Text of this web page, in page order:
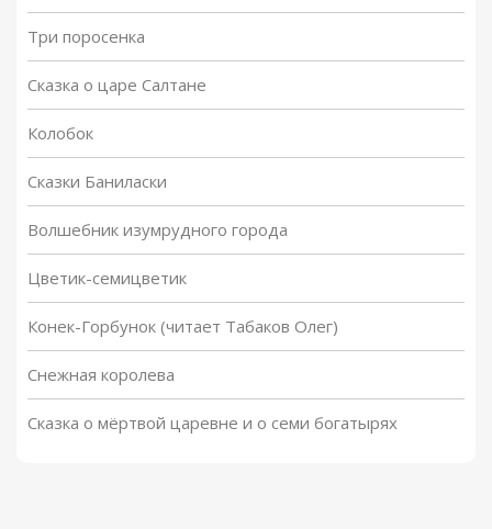
Три поросенка
Сказка о царе Салтане
Колобок
Сказки Баниласки
Волшебник изумрудного города
Цветик-семицветик
Конек-Горбунок (читает Табаков Олег)
Снежная королева
Сказка о мёртвой царевне и о семи богатырях